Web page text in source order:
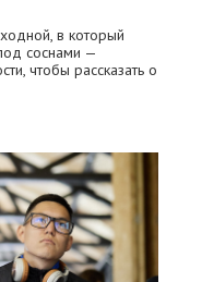
в который
соснами —
чтобы рассказать о